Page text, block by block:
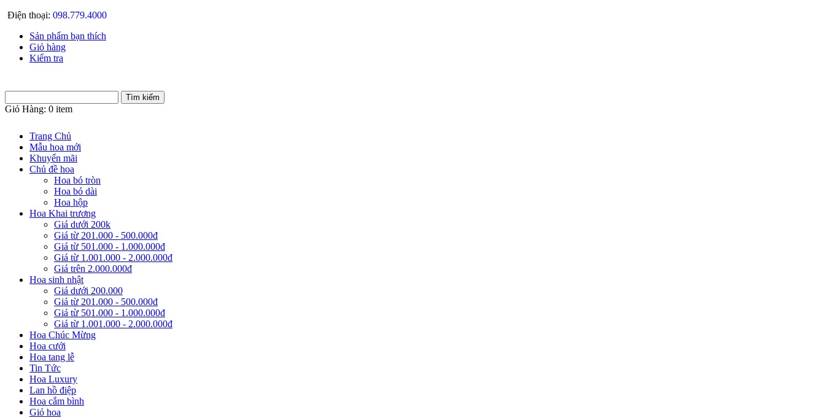
Điện thoại: 098.779.4000
Sản phẩm bạn thích
Giỏ hàng
Kiểm tra
Giỏ Hàng: 0 item
Trang Chủ
Mẫu hoa mới
Khuyến mãi
Chủ đề hoa
Hoa bó tròn
Hoa bó dài
Hoa hộp
Hoa Khai trương
Giá dưới 200k
Giá từ 201.000 - 500.000đ
Giá từ 501.000 - 1.000.000đ
Giá từ 1.001.000 - 2.000.000đ
Giá trên 2.000.000đ
Hoa sinh nhật
Giá dưới 200.000
Giá từ 201.000 - 500.000đ
Giá từ 501.000 - 1.000.000đ
Giá từ 1.001.000 - 2.000.000đ
Hoa Chúc Mừng
Hoa cưới
Hoa tang lễ
Tin Tức
Hoa Luxury
Lan hồ điệp
Hoa cắm bình
Giỏ hoa